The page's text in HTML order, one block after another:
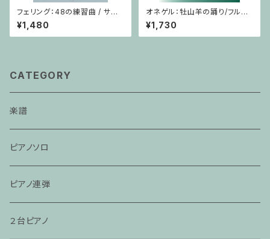
フェリング：48の練習曲 / サク
ソフォーンorオーボエ
¥1,480
オネゲル：牡山羊の踊り/フルー
ト
¥1,730
CATEGORY
楽譜
ピアノソロ
ピアノ連弾
２台ピアノ